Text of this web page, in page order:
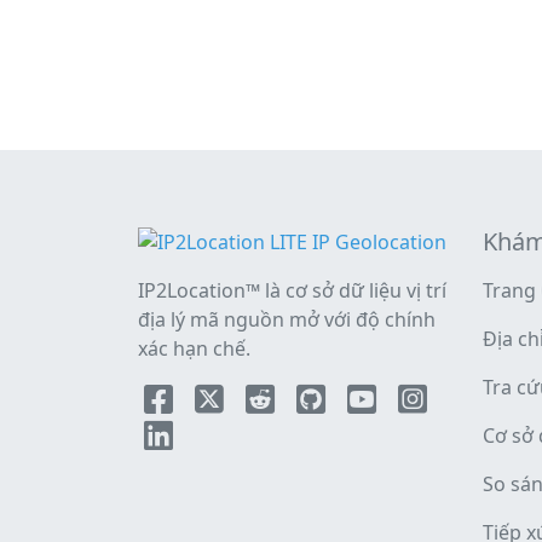
IP2Location™ là cơ sở dữ liệu vị trí
địa lý mã nguồn mở với độ chính
xác hạn chế.
Trang
Địa
Tra
Cơ
So
Tiếp